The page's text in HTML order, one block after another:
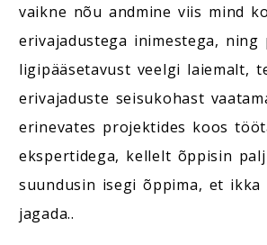
vaikne nõu andmine viis mind
erivajadustega inimestega, ning
ligipääsetavust veelgi laiemalt,
erivajaduste seisukohast
erinevates projektides koos
ekspertidega, kellelt õppisin
suundusin isegi õppima, et ikka
jagada..